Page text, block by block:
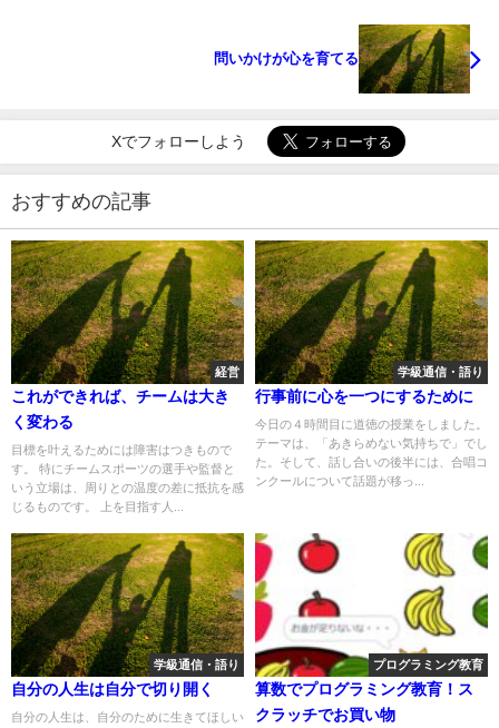
問いかけが心を育てる
Xでフォローしよう
おすすめの記事
経営
これができれば、チームは大き
く変わる
目標を叶えるためには障害はつきもので
す。 特にチームスポーツの選手や監督と
いう立場は、周りとの温度の差に抵抗を感
じるものです。 上を目指す人...
学級通信・語り
行事前に心を一つにするために
今日の４時間目に道徳の授業をしました。
テーマは、「あきらめない気持ちで」でし
た。そして、話し合いの後半には、合唱コ
ンクールについて話題が移っ...
学級通信・語り
自分の人生は自分で切り開く
自分の人生は、自分のために生きてほしい
プログラミング教育
算数でプログラミング教育！ス
クラッチでお買い物